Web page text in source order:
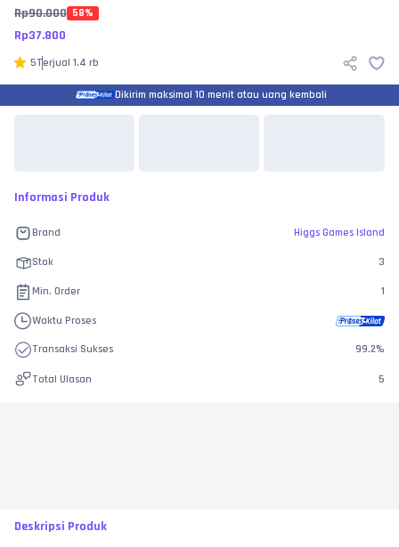
Rp90.000 58%
Rp37.800
5Terjual 1.4 rb
Dikirim maksimal 10 menit atau uang kembali
Informasi Produk
Brand Higgs Games Island
Stok 3
Min. Order 1
Waktu Proses
Transaksi Sukses 99.2%
Total Ulasan 5
Deskripsi Produk